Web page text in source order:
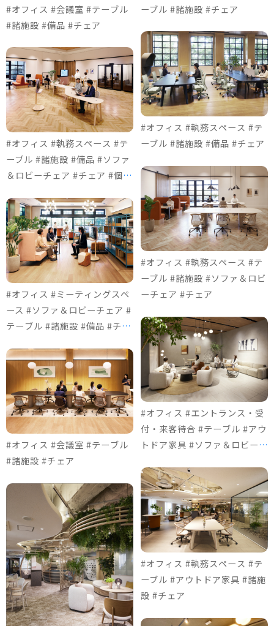
#オフィス #会議室 #テーブル
#諸施設 #備品 #チェア
#オフィス #執務スペース #テ
ーブル #諸施設 #備品 #ソファ
＆ロビーチェア #チェア #個室
#オフィス #ミーティングスペ
ース #ソファ＆ロビーチェア #
テーブル #諸施設 #備品 #チェ
#オフィス #会議室 #テーブル
#諸施設 #チェア
ーブル #諸施設 #チェア
#オフィス #執務スペース #テ
ーブル #諸施設 #備品 #チェア
#オフィス #執務スペース #テ
ーブル #諸施設 #ソファ＆ロビ
ーチェア #チェア
#オフィス #エントランス・受
付・来客待合 #テーブル #アウ
トドア家具 #ソファ＆ロビーチ
#オフィス #執務スペース #テ
ーブル #アウトドア家具 #諸施
設 #チェア